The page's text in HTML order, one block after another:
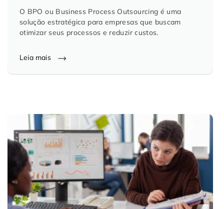
O BPO ou Business Process Outsourcing é uma
solução estratégica para empresas que buscam
otimizar seus processos e reduzir custos.
Leia mais